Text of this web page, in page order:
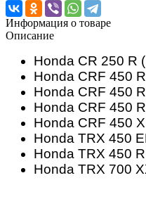
Информация о товаре
Описание
Honda CR 250 R
Honda CRF 450
Honda CRF 450
Honda CRF 450
Honda CRF 450
Honda TRX 450
Honda TRX 450
Honda TRX 700